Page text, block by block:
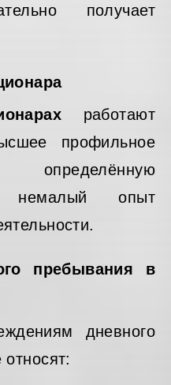
получает
работают
профильное
немалый опыт
пребывания в
дневного